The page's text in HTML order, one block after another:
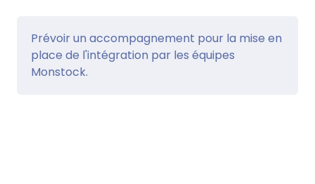
Prévoir un accompagnement pour la mise en
place de l'intégration par les équipes
Monstock.